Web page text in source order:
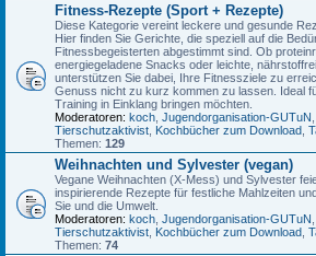
Fitness-Rezepte (Sport + Rezepte)
Diese Kategorie vereint leckere und gesunde
Hier finden Sie Gerichte, die speziell auf die
Fitnessbegeisterten abgestimmt sind. Ob
energiegeladene Snacks oder leichte,
unterstützen Sie dabei, Ihre Fitnessziele zu
Genuss nicht zu kurz kommen zu lassen. Ideal
Training in Einklang bringen möchten.
Moderatoren: koch Jugendorganisation-GUTuN
Tierschutzaktivist Kochbücher zum Download
Themen: 129
Weihnachten und Sylvester (vegan)
Vegane Weihnachten (X-Mess) und Sylvester
inspirierende Rezepte für festliche Mahlzeiten
Sie und die Umwelt.
Moderatoren: koch Jugendorganisation-GUTuN
Tierschutzaktivist Kochbücher zum Download
Themen: 74